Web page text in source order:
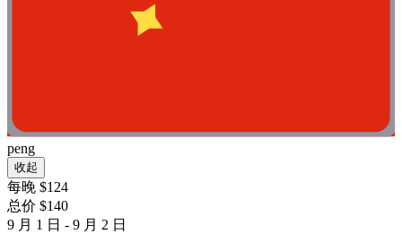
peng
收起
每晚 $124
总价 $140
9 月 1 日 - 9 月 2 日